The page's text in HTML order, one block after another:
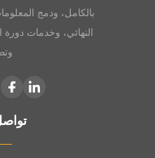
بالكامل، ودمج
النهائي، وخدمات دورة